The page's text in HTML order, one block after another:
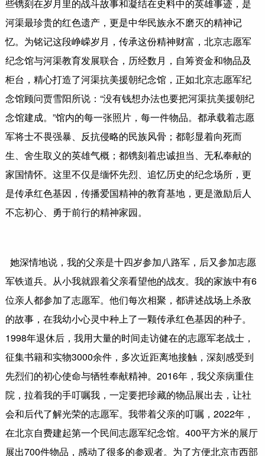
些镌刻在岁月里的战斗故事和凝结在史料中的英雄事迹，是
河渠最珍贵的红色遗产，更是中华民族永不磨灭的精神记
忆。为铭记这段峥嵘岁月，传承这份精神财富，北京志愿军
纪念馆与河渠教育发展联合，历经数月，自筹资金和物品及
柜台，精心打造了河渠抗美援朝纪念馆，正如北京志愿军纪
念馆顾问贾雪阳所说：“没有钱想办法也要把河渠抗美援朝纪
念馆建成。”馆内的每一张照片，每一件物品。都承载着志愿
军将士不畏强暴、反抗侵略的民族风骨；都彰显着向死而
生、舍生取义的英雄气概；都镌刻着忠诚担当、无私奉献的
家国情怀。这里不仅是缅怀先烈、追忆历史的纪念场所，更
是传承红色基因，传播爱国精神的教育基地，更是激励后人
不忘初心、勇于前行的精神家园。
她深情地说，我的父亲是十四岁参加八路军，后又参加志愿
军铁道兵。从小我就跟着父亲看望他的战友。我的家族中有6
位亲人都参加了志愿军。他们每次相聚，都讲述战场上杀敌
的故事，在我幼小心灵中种上了一颗传承红色基因的种子。
1998年退休后，我用大量的时间走访健在的志愿军老战士，
征集书籍和实物3000余件，多次近距离地接触，深刻感受到
先烈们的初心使命与牺牲奉献精神。2016年，我父亲病重住
院，拉着我的手叮嘱我，一定要把珍藏的物品展出去，让社
会和后代了解光荣的志愿军。我带着父亲的叮嘱，2022年，
在北京自费建起第一个民间志愿军纪念馆。400平方米的展厅
展出700件物品，感动了很多的参观者。为了方便北京市西部